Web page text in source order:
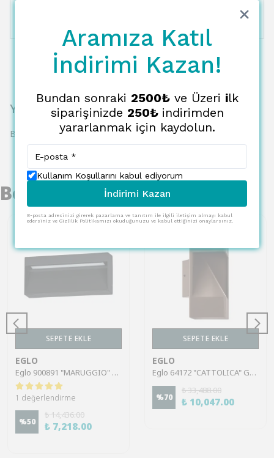
615.74 TL
Yorumlar
Bu ürün için henüz yorum yapılmamış.
Benzer Ürünler
SEPETE EKLE
EGLO
Eglo 900891 "MARUGGIO" Alüminyum Dış Mekan Bahçe Aydınlatması Aplik Ip65
1 değerlendirme
%50
₺ 14,436.00
₺ 7,218.00
SEPETE EKLE
EGLO
Eglo 64172 "CATTOLICA" Galvanize Çelik Dış Mekan Bahçe Aydınlatması Aplik Ip44
%70
₺ 33,488.00
₺ 10,047.00
Aramıza Katıl
İndirimi Kazan!
Bundan sonraki 2500₺ve Üzeri ilk
siparişinizde 250₺ indirimden
yararlanmak için kaydolun.
Kullanım Koşullarını kabul ediyorum
İndirimi Kazan
E-posta adresinizi girerek pazarlama ve tanıtım ile ilgili iletişim almayı kabul
edersiniz ve Gizlilik Politikamızı okuduğunuzu ve kabul ettiğinizi onaylarsınız.